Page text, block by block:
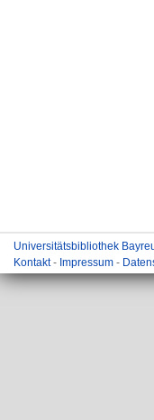
Universitätsbibliothek
Kontakt- Impressum -